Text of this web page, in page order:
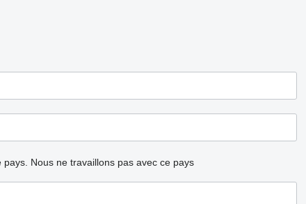
Nous ne travaillons pas avec ce pays